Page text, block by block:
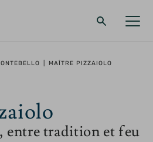
principal
principal
principal
principal MAÎTRE PIZZAIOLO
entre tradition et feu